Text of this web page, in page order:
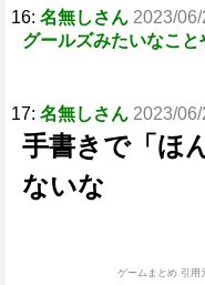
16: 名無しさん 2023/
グールズみたいなこと
17: 名無しさん 2023/
手書きで「ほ
ないな
ゲームまとめ 引